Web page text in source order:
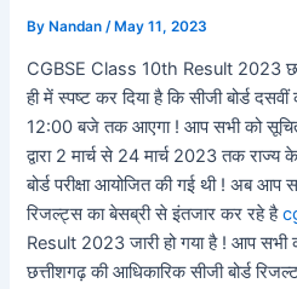
ByNandan /May 11, 2023
CGBSE Class 10th Result 2023
ही में स्पष्ट कर दिया है कि सीजी बोर्ड
12:00 बजे तक आएगा ! आप सभी को सूचित
द्वारा 2 मार्च से 24 मार्च 2023 तक राज्य
बोर्ड परीक्षा आयोजित की गई थी ! अब
रिजल्ट्स का बेसब्री से इंतजार कर रहे है
Result 2023 जारी हो गया है ! आप सभी
छत्तीशगढ़ की आधिकारिक सीजी बोर्ड